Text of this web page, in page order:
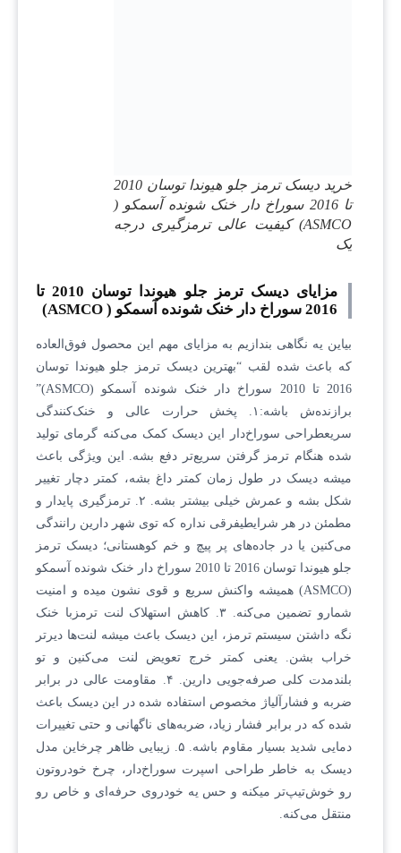
خرید دیسک ترمز جلو هیوندا توسان 2010
تا 2016 سوراخ دار خنک شونده آسمکو (
ASMCO) کیفیت عالی ترمزگیری درجه
یک
مزایای دیسک ترمز جلو هیوندا توسان 2010 تا
2016 سوراخ دار خنک شونده آسمکو ( ASMCO)
بیاین یه نگاهی بندازیم به مزایای مهم این محصول فوق‌العاده
که باعث شده لقب “بهترین دیسک ترمز جلو هیوندا توسان
2016 تا 2010 سوراخ دار خنک شونده آسمکو (ASMCO)”
برازنده‌ش باشه:۱. پخش حرارت عالی و خنک‌کنندگی
سریعطراحی سوراخ‌دار این دیسک کمک می‌کنه گرمای تولید
شده هنگام ترمز گرفتن سریع‌تر دفع بشه. این ویژگی باعث
میشه دیسک در طول زمان کمتر داغ بشه، کمتر دچار تغییر
شکل بشه و عمرش خیلی بیشتر بشه. ۲. ترمزگیری پایدار و
مطمئن در هر شرایطیفرقی نداره که توی شهر دارین رانندگی
می‌کنین یا در جاده‌های پر پیچ و خم کوهستانی؛ دیسک ترمز
جلو هیوندا توسان 2016 تا 2010 سوراخ دار خنک شونده آسمکو
(ASMCO) همیشه واکنش سریع و قوی نشون میده و امنیت
شمارو تضمین می‌کنه. ۳. کاهش استهلاک لنت ترمزبا خنک
نگه داشتن سیستم ترمز، این دیسک باعث میشه لنت‌ها دیرتر
خراب بشن. یعنی کمتر خرج تعویض لنت می‌کنین و تو
بلندمدت کلی صرفه‌جویی دارین. ۴. مقاومت عالی در برابر
ضربه و فشارآلیاژ مخصوص استفاده شده در این دیسک باعث
شده که در برابر فشار زیاد، ضربه‌های ناگهانی و حتی تغییرات
دمایی شدید بسیار مقاوم باشه. ۵. زیبایی ظاهر چرخاین مدل
دیسک به خاطر طراحی اسپرت سوراخ‌دار، چرخ خودروتون
رو خوش‌تیپ‌تر میکنه و حس یه خودروی حرفه‌ای و خاص رو
منتقل می‌کنه.